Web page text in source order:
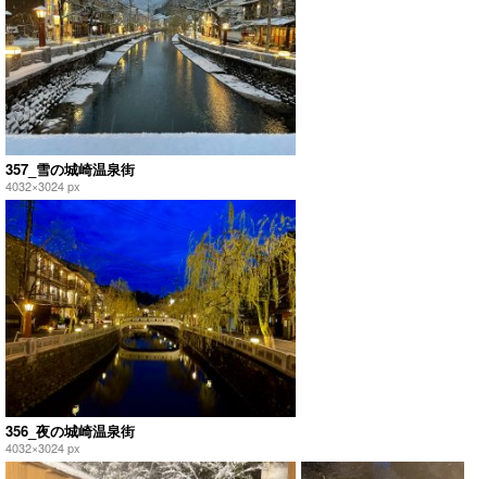
357_雪の城崎温泉街
4032×3024 px
356_夜の城崎温泉街
4032×3024 px